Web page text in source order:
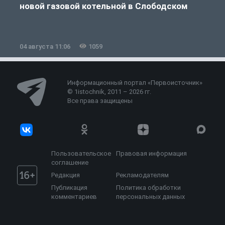
новой газовой котельной в Слободском
04 августа 11:06 1059
Информационный портал «Первоисточник»
© 1istochnik, 2011 – 2026 гг.
Все права защищены
Пользовательское
соглашение
Правовая информация
Редакция
Рекламодателям
Публикация
комментариев
Политика обработки
персональных данных